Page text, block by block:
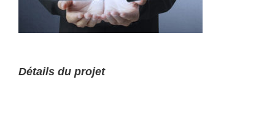
Détails du projet